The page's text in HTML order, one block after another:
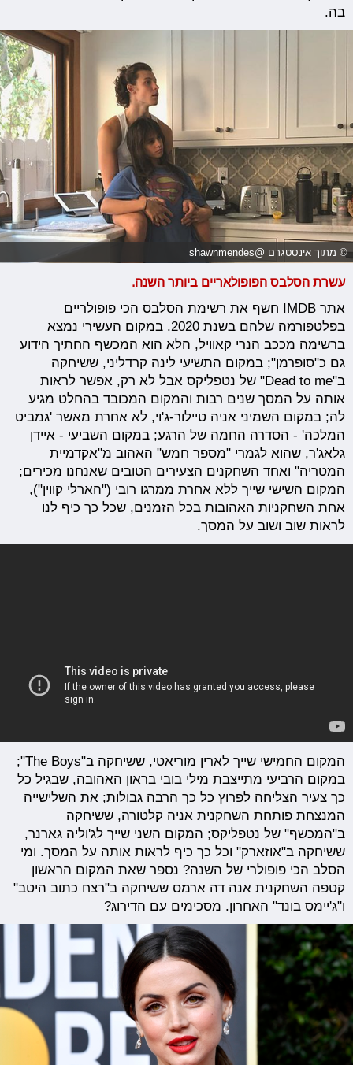
בה.
© מתוך אינסטגרם @shawnmendes
עשרת הסלבס הפופולאריים ביותר השנה.
אתר IMDB חשף את רשימת הסלבס הכי פופולריים
בפלטפורמה שלהם בשנת 2020. במקום העשירי נמצא
ברשימה מככב הנרי קאוויל, הלא הוא המכשף החתיך הידוע
גם כ"סופרמן"; במקום התשיעי לינה קרדליני, ששיחקה
ב"Dead to me" של נטפליקס אבל לא רק, אפשר לראות
אותה על המסך שנים רבות והמקום המכובד בהחלט מגיע
לה; במקום השמיני אניה טיילור-ג'וי, לא אחרת מאשר 'גמביט
המלכה' - הסדרה החמה של הרגע; במקום השביעי - איידן
גלאג'ר, שהוא לגמרי "מספר חמש" האהוב מ"אקדמיית
המטריה" ואחד השחקנים הצעירים הטובים שאנחנו מכירים;
המקום השישי שייך ללא אחרת ממרגו רובי ("הארלי קווין"),
אחת השחקניות האהובות בכל הזמנים, שכל כך כיף לנו
לראות שוב ושוב על המסך.
המקום החמישי שייך לארין מוריאטי, ששיחקה ב"The Boys";
במקום הרביעי מתייצבת מילי בובי בראון האהובה, שבגיל כל
כך צעיר הצליחה לפרוץ כל כך הרבה גבולות; את השלישייה
המנצחת פותחת השחקנית אניה קלטורה, ששיחקה
ב"המכשף" של נטפליקס; המקום השני שייך לג'וליה גארנר,
ששיחקה ב"אוזארק" וכל כך כיף לראות אותה על המסך. ומי
הסלב הכי פופולרי של השנה? נספר שאת המקום הראשון
קטפה השחקנית אנה דה ארמס ששיחקה ב"רצח כתוב היטב"
ו"ג'יימס בונד" האחרון. מסכימים עם הדירוג?